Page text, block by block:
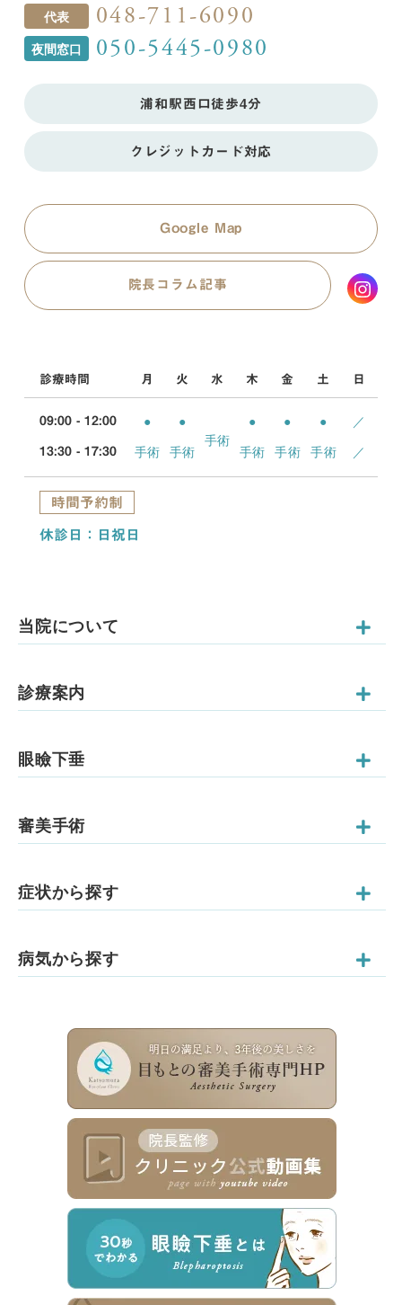
代表 048-711-6090
夜間窓口 050-5445-0980
浦和駅西口徒歩4分
クレジットカード対応
Google Map
院長コラム記事
診療時間 月 火 水 木 金 土 日
09:00 - 12:00 ●
●
手術
● ● ● ／
13:30 - 17:30 手術 手術 手術 手術 手術 ／
時間予約制
休診日：日祝日
当院について
診療案内
眼瞼下垂
審美手術
症状から探す
病気から探す